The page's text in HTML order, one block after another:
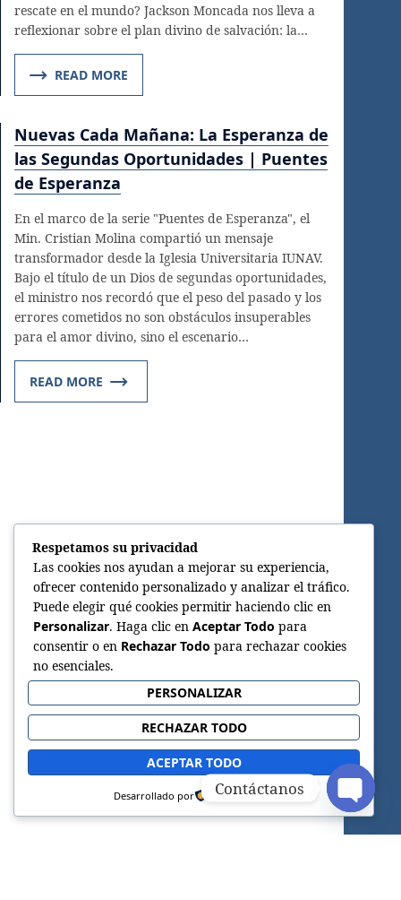
rescate en el mundo? Jackson Moncada nos lleva a
reflexionar sobre el plan divino de salvación: la…
READ MORE
Nuevas Cada Mañana: La Esperanza de
las Segundas Oportunidades | Puentes
de Esperanza
En el marco de la serie "Puentes de Esperanza", el
Min. Cristian Molina compartió un mensaje
transformador desde la Iglesia Universitaria IUNAV.
Bajo el título de un Dios de segundas oportunidades,
el ministro nos recordó que el peso del pasado y los
errores cometidos no son obstáculos insuperables
para el amor divino, sino el escenario…
READ MORE
Respetamos su privacidad
Las cookies nos ayudan a mejorar su experiencia,
ofrecer contenido personalizado y analizar el tráfico.
Puede elegir qué cookies permitir haciendo clic en
Personalizar. Haga clic en Aceptar Todo para
consentir o en Rechazar Todo para rechazar cookies
no esenciales.
PERSONALIZAR
RECHAZAR TODO
ACEPTAR TODO
Desarrollado por Contáctanos
OPEN